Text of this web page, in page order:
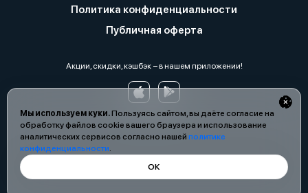
Мы используем куки.Пользуясь сайтом, вы даёте согласие на
обработку файлов cookie вашего браузера и использование
аналитических сервисов согласно нашей политике
конфиденциальности.
ОК
Политика конфиденциальности
Публичная оферта
Акции, скидки, кэшбэк − в нашем приложении!